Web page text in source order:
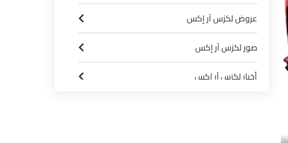
عروض لكزس آر إكس
صور لكزس آر إكس
أخبار لكزس آر إكس